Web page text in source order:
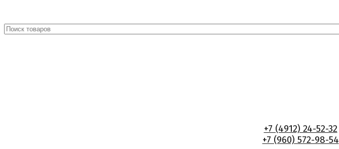
+7 (4912) 24-52-32
+7 (960) 572-98-54